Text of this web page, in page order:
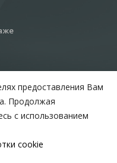
предоставления Вам
Продолжая
с использованием
cookie